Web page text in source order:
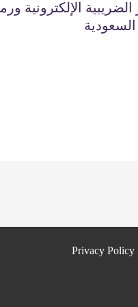
الضريبية الإلكترونية
Privacy Policy